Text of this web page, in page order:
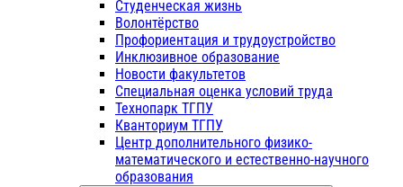
Студенческая жизнь
Волонтёрство
Профориентация и трудоустройство
Инклюзивное образование
Новости факультетов
Специальная оценка условий труда
Технопарк ТГПУ
Кванториум ТГПУ
Центр дополнительного физико-
математического и естественно-научного
образования